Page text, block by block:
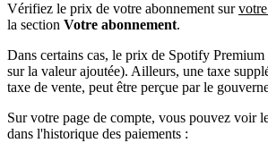
Vérifiez le prix de votre abonnement sur
la section Votre abonnement.
Dans certains cas, le prix de Spotify
sur la valeur ajoutée). Ailleurs, une taxe
taxe de vente, peut être perçue par le
Sur votre page de compte, vous pouvez voir
dans l'historique des paiements :